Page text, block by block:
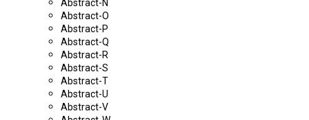
Abstract-N
Abstract-O
Abstract-P
Abstract-Q
Abstract-R
Abstract-S
Abstract-T
Abstract-U
Abstract-V